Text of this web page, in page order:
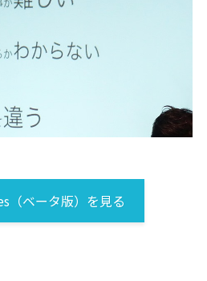
（ベータ版）を見る